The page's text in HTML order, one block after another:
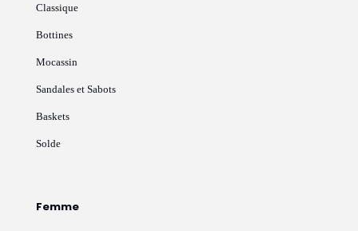
Classique
Bottines
Mocassin
Sandales et Sabots
Baskets
Solde
Femme